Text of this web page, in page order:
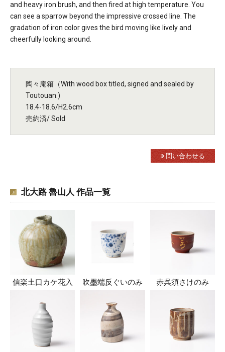
and heavy iron brush, and then fired at high temperature. You
can see a sparrow beyond the impressive crossed line. The
gradation of iron color gives the bird moving like lively and
cheerfully looking around.
陶々庵箱（With wood box titled, signed and sealed by
Toutouan.)
18.4-18.6/H2.6cm
売約済/ Sold
問い合わせる
北大路 魯山人 作品一覧
信楽土口カケ花入 吹墨端反ぐいのみ 赤呉須さけのみ